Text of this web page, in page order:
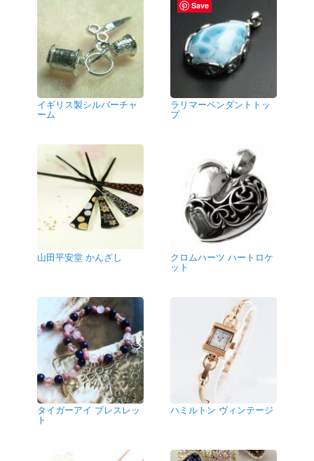
イギリス製シルバーチャ
ーム
ラリマーペンダントトッ
プ
山田平安堂 かんざし クロムハーツ ハートロケ
ット
タイガーアイ ブレスレッ
ト
ハミルトン ヴィンテージ
Save